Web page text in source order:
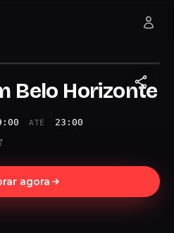
Belo Horizonte
ATÉ 23:00
agora